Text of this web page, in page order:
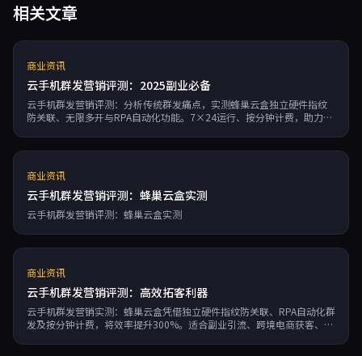
相关文章
商业资讯
云手机群发营销评测：2025副业必备
云手机群发营销评测：分析传统群发痛点，实测蜂巢云盒独立硬件指纹
防关联、无限多开与RPA自动化功能。7×24运行、按分钟计费，助力副
商业资讯
云手机群发营销评测：蜂巢云盒实测
云手机群发营销评测：蜂巢云盒实测
商业资讯
云手机群发营销评测：高效拓客利器
云手机群发营销实测：蜂巢云盒凭借独立硬件指纹防关联、RPA自动化群
发及按分钟计费，将效率提升300%。适合副业引流、跨境电商获客、社